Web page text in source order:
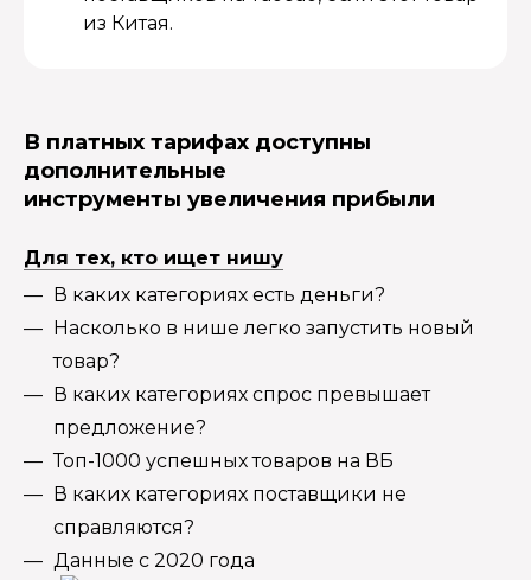
из Китая.
В платных тарифах доступны
дополнительные
инструменты увеличения прибыли
Для тех, кто ищет нишу
В каких категориях есть деньги?
Насколько в нише легко запустить новый
товар?
В каких категориях спрос превышает
предложение?
Топ-1000 успешных товаров на ВБ
В каких категориях поставщики не
справляются?
Данные с 2020 года